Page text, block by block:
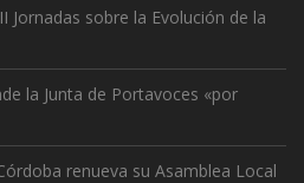
Jornadas sobre la Evolución de la
la Junta de Portavoces «por
renueva su Asamblea Local